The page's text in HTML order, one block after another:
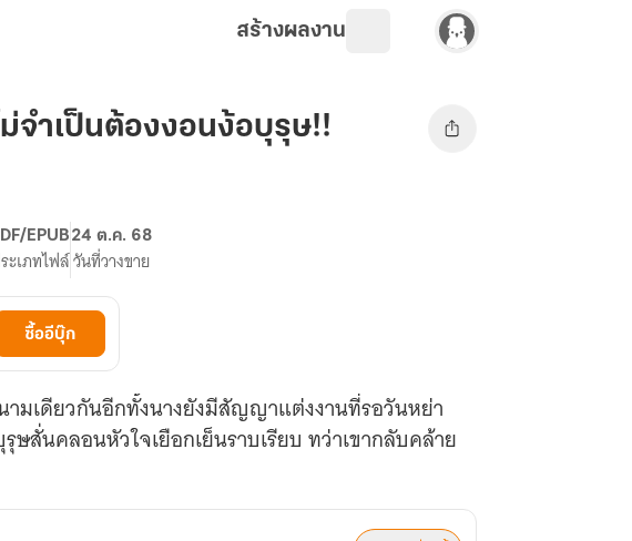
สร้างผลงาน
จำเป็นต้องงอนง้อบุรุษ!!
EPUB
ะเภทไฟล์
24 ต.ค. 68
วันที่วางขาย
ซื้ออีบุ๊ก
ามเดียวกันอีกทั้งนางยังมีสัญญาแต่งงานที่รอวันหย่า
สั่นคลอนหัวใจเยือกเย็นราบเรียบ ทว่าเขากลับคล้าย